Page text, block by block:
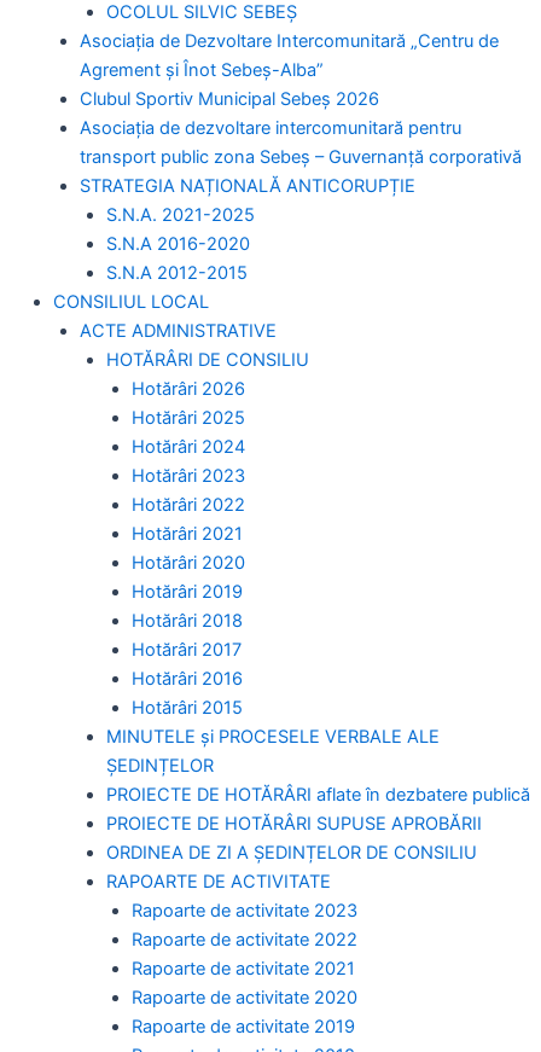
OCOLUL SILVIC SEBEȘ
Asociația de Dezvoltare Intercomunitară „Centru de
Agrement și Înot Sebeș-Alba”
Clubul Sportiv Municipal Sebeș 2026
Asociația de dezvoltare intercomunitară pentru
transport public zona Sebeș – Guvernanță corporativă
STRATEGIA NAȚIONALĂ ANTICORUPȚIE
S.N.A. 2021-2025
S.N.A 2016-2020
S.N.A 2012-2015
CONSILIUL LOCAL
ACTE ADMINISTRATIVE
HOTĂRÂRI DE CONSILIU
Hotărâri 2026
Hotărâri 2025
Hotărâri 2024
Hotărâri 2023
Hotărâri 2022
Hotărâri 2021
Hotărâri 2020
Hotărâri 2019
Hotărâri 2018
Hotărâri 2017
Hotărâri 2016
Hotărâri 2015
MINUTELE și PROCESELE VERBALE ALE
ȘEDINȚELOR
PROIECTE DE HOTĂRÂRI aflate în dezbatere publică
PROIECTE DE HOTĂRÂRI SUPUSE APROBĂRII
ORDINEA DE ZI A ȘEDINȚELOR DE CONSILIU
RAPOARTE DE ACTIVITATE
Rapoarte de activitate 2023
Rapoarte de activitate 2022
Rapoarte de activitate 2021
Rapoarte de activitate 2020
Rapoarte de activitate 2019